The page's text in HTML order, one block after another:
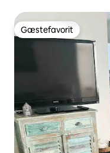
Gæstefavorit
Gæstefavorit